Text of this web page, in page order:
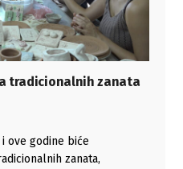
tradicionalnih zanata
i ove godine biće
zanata,